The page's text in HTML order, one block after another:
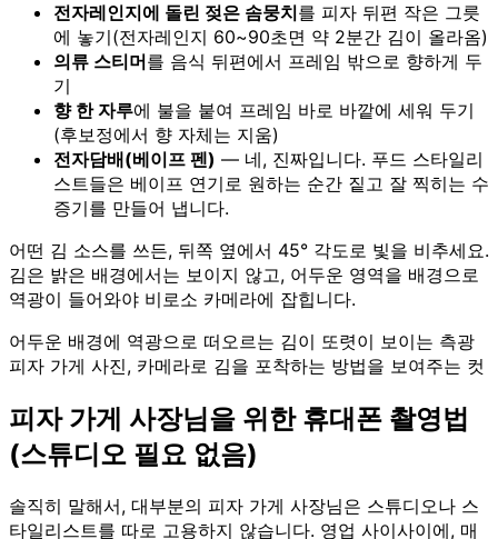
전자레인지에 돌린 젖은 솜뭉치를 피자 뒤편 작은 그릇
에 놓기(전자레인지 60~90초면 약 2분간 김이 올라옴)
의류 스티머를 음식 뒤편에서 프레임 밖으로 향하게 두
기
향 한 자루에 불을 붙여 프레임 바로 바깥에 세워 두기
(후보정에서 향 자체는 지움)
전자담배(베이프 펜) — 네, 진짜입니다. 푸드 스타일리
스트들은 베이프 연기로 원하는 순간 짙고 잘 찍히는 수
증기를 만들어 냅니다.
어떤 김 소스를 쓰든, 뒤쪽 옆에서 45° 각도로 빛을 비추세요.
김은 밝은 배경에서는 보이지 않고, 어두운 영역을 배경으로
역광이 들어와야 비로소 카메라에 잡힙니다.
어두운 배경에 역광으로 떠오르는 김이 또렷이 보이는 측광
피자 가게 사진, 카메라로 김을 포착하는 방법을 보여주는 컷
피자 가게 사장님을 위한 휴대폰 촬영법
(스튜디오 필요 없음)
솔직히 말해서, 대부분의 피자 가게 사장님은 스튜디오나 스
타일리스트를 따로 고용하지 않습니다. 영업 사이사이에, 매